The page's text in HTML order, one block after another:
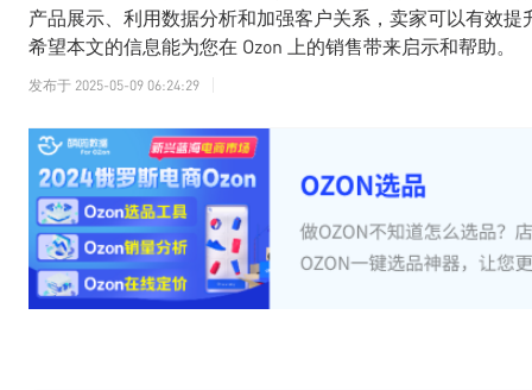
产品展示、利用数据分析和加强客户关系，卖家可以有效
希望本文的信息能为您在 Ozon 上的销售带来启示和帮助。
发布于 2025-05-09 06:24:29